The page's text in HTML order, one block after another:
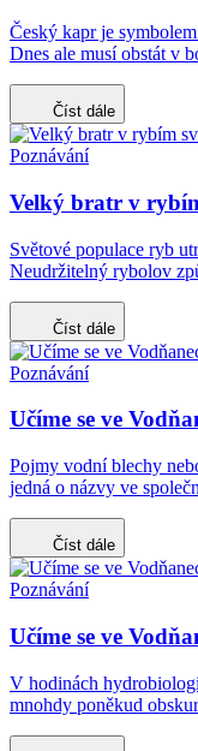
Český kapr je
Dnes ale musí obstát v
Číst dále
Poznávání
Velký bratr v
Světové populace ryb
Neudržitelný rybolov
Číst dále
Poznávání
Učíme se ve
Pojmy vodní blechy
jedná o názvy ve
Číst dále
Poznávání
Učíme se ve
V hodinách
mnohdy poněkud